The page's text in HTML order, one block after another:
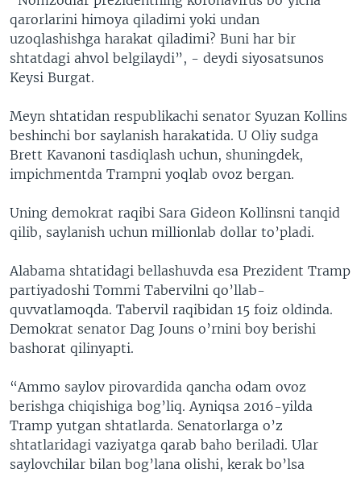
qarorlarini himoya qiladimi yoki undan
uzoqlashishga harakat qiladimi? Buni har bir
shtatdagi ahvol belgilaydi”, - deydi siyosatsunos
Keysi Burgat.
Meyn shtatidan respublikachi senator Syuzan Kollins
beshinchi bor saylanish harakatida. U Oliy sudga
Brett Kavanoni tasdiqlash uchun, shuningdek,
impichmentda Trampni yoqlab ovoz bergan.
Uning demokrat raqibi Sara Gideon Kollinsni tanqid
qilib, saylanish uchun millionlab dollar to’pladi.
Alabama shtatidagi bellashuvda esa Prezident Tramp
partiyadoshi Tommi Tabervilni qo’llab-
quvvatlamoqda. Tabervil raqibidan 15 foiz oldinda.
Demokrat senator Dag Jouns o’rnini boy berishi
bashorat qilinyapti.
“Ammo saylov pirovardida qancha odam ovoz
berishga chiqishiga bog’liq. Ayniqsa 2016-yilda
Tramp yutgan shtatlarda. Senatorlarga o’z
shtatlaridagi vaziyatga qarab baho beriladi. Ular
saylovchilar bilan bog’lana olishi, kerak bo’lsa